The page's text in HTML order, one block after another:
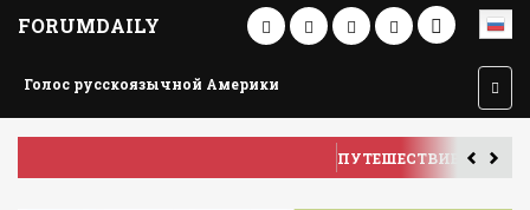
FORUMDAILY
Голос русскоязычной Америки